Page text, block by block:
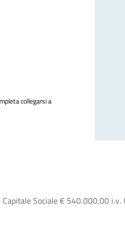
collegarsi a
Sociale € 540.000,00 i.v.